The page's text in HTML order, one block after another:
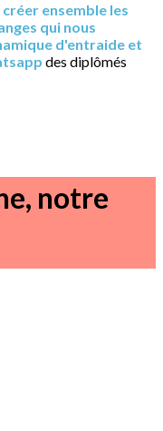
créer ensemble les
qui nous
d'entraide et
des diplômés
notre